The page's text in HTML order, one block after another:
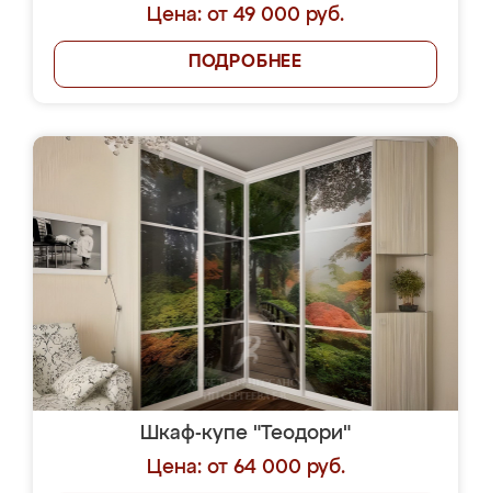
Цена: от 49 000 руб.
ПОДРОБНЕЕ
Шкаф-купе "Теодори"
Цена: от 64 000 руб.